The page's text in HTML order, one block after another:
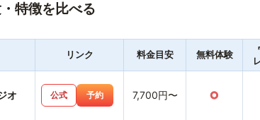
特徴を比べる
リンク 料金目安 無料体験
オ 公式 予約 7,700円〜 ○